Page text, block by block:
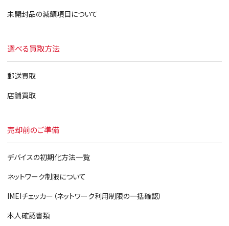
iPhone5s
iPhone5
未開封品の減額項目について
選べる買取方法
郵送買取
店舗買取
売却前のご準備
デバイスの初期化方法一覧
ネットワーク制限について
IMEIチェッカー（ネットワーク利用制限の一括確認）
本人確認書類